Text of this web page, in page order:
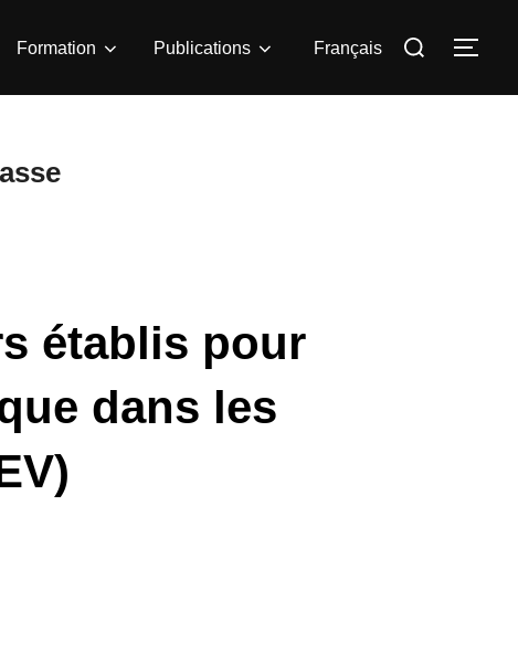
Formation Publications Français
Rechercher :
établis pour
dans les